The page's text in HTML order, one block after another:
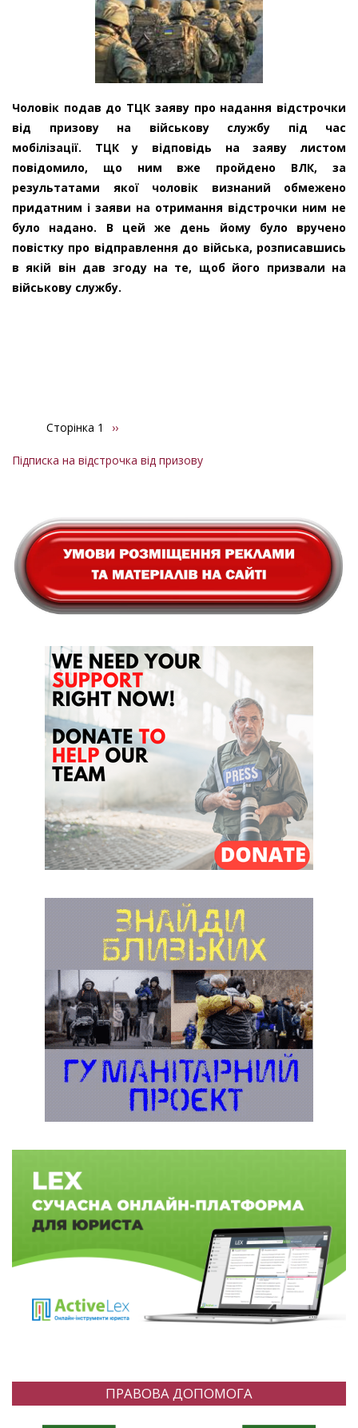
Чоловік подав до ТЦК заяву про надання відстрочки
від призову на військову службу під час
мобілізації. ТЦК у відповідь на заяву листом
повідомило, що ним вже пройдено ВЛК, за
результатами якої чоловік визнаний обмежено
придатним і заяви на отримання відстрочки ним не
було надано. В цей же день йому було вручено
повістку про відправлення до війська, розписавшись
в якій він дав згоду на те, щоб його призвали на
військову службу.
Розбивка
сторінки
Сторінка 1
Наступна
››
Підписка на відстрочка від призову
ПРАВОВА ДОПОМОГА